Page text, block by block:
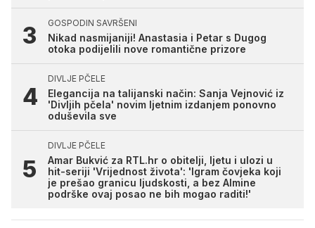
GOSPODIN SAVRŠENI
Nikad nasmijaniji! Anastasia i Petar s Dugog
otoka podijelili nove romantične prizore
DIVLJE PČELE
Elegancija na talijanski način: Sanja Vejnović iz
'Divljih pčela' novim ljetnim izdanjem ponovno
oduševila sve
DIVLJE PČELE
Amar Bukvić za RTL.hr o obitelji, ljetu i ulozi u
hit-seriji 'Vrijednost života': 'Igram čovjeka koji
je prešao granicu ljudskosti, a bez Almine
podrške ovaj posao ne bih mogao raditi!'